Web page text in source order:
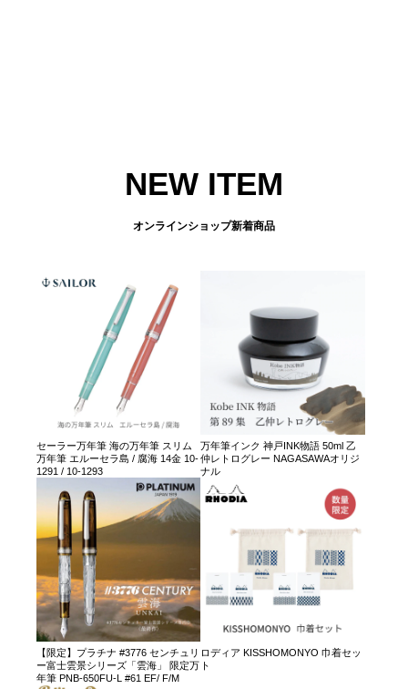
NEW ITEM
オンラインショップ新着商品
セーラー万年筆 海の万年筆 スリム
万年筆 エルーセラ島 / 腐海 14金 10-
1291 / 10-1293
万年筆インク 神戸INK物語 50ml 乙
仲レトログレー NAGASAWAオリジ
ナル
【限定】プラチナ #3776 センチュリ
ー富士雲景シリーズ「雲海」 限定万
年筆 PNB-650FU-L #61 EF/ F/M
ロディア KISSHOMONYO 巾着セッ
ト